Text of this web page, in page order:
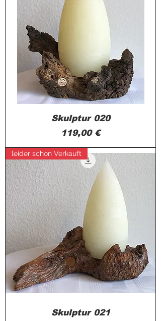
Skulptur 020
Preis
119,00 €
leider schon Verkauft
Skulptur 021